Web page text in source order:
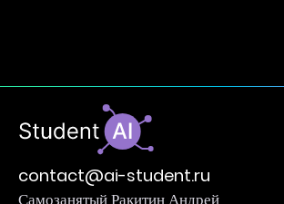
contact@ai-student.ru
Самозанятый Ракитин Андрей